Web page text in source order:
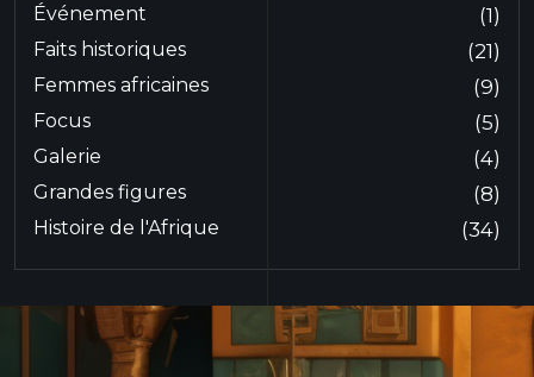
Événement (1)
Faits historiques (21)
Femmes africaines (9)
Focus (5)
Galerie (4)
Grandes figures (8)
Histoire de l'Afrique (34)